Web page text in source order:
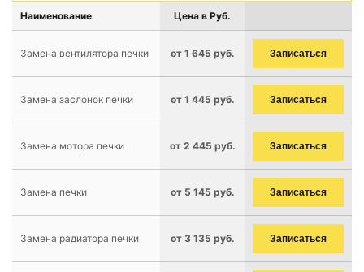
Наименование Цена в Руб.
Замена вентилятора печки от 1 645 руб. Записаться
Замена заслонок печки от 1 445 руб. Записаться
Замена мотора печки от 2 445 руб. Записаться
Замена печки от 5 145 руб. Записаться
Замена радиатора печки от 3 135 руб. Записаться